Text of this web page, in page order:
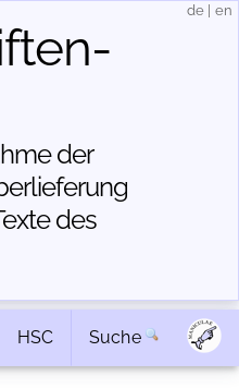
der
des
de en
HSC Suche